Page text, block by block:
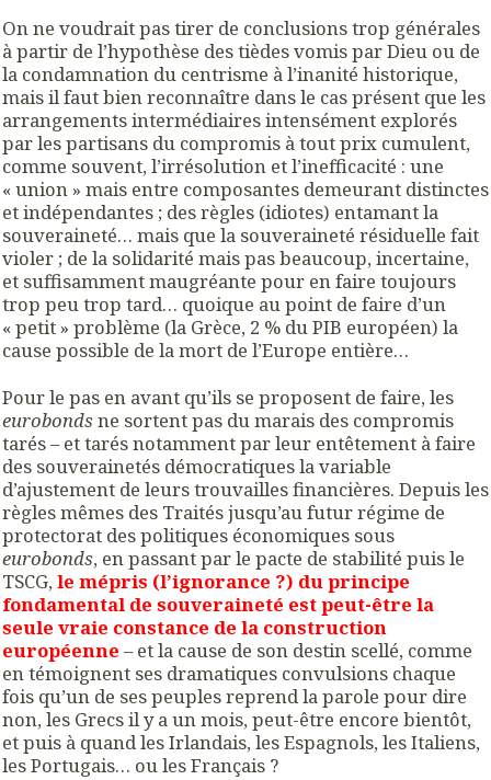
On ne voudrait pas tirer de conclusions trop générales
à partir de l’hypothèse des tièdes vomis par Dieu ou de
la condamnation du centrisme à l’inanité historique,
mais il faut bien reconnaître dans le cas présent que les
arrangements intermédiaires intensément explorés
par les partisans du compromis à tout prix cumulent,
comme souvent, l’irrésolution et l’inefficacité : une
« union » mais entre composantes demeurant distinctes
et indépendantes ; des règles (idiotes) entamant la
souveraineté… mais que la souveraineté résiduelle fait
violer ; de la solidarité mais pas beaucoup, incertaine,
et suffisamment maugréante pour en faire toujours
trop peu trop tard… quoique au point de faire d’un
« petit » problème (la Grèce, 2 % du PIB européen) la
cause possible de la mort de l’Europe entière…
Pour le pas en avant qu’ils se proposent de faire, les
eurobondsne sortent pas du marais des compromis
tarés – et tarés notamment par leur entêtement à faire
des souverainetés démocratiques la variable
d’ajustement de leurs trouvailles financières. Depuis les
règles mêmes des Traités jusqu’au futur régime de
protectorat des politiques économiques sous
eurobonds, en passant par le pacte de stabilité puis le
TSCG,le mépris (l’ignorance ?) du principe
fondamental de souveraineté est peut-être la
seule vraie constance de la construction
européenne – et la cause de son destin scellé, comme
en témoignent ses dramatiques convulsions chaque
fois qu’un de ses peuples reprend la parole pour dire
non, les Grecs il y a un mois, peut-être encore bientôt,
et puis à quand les Irlandais, les Espagnols, les Italiens,
les Portugais… ou les Français ?